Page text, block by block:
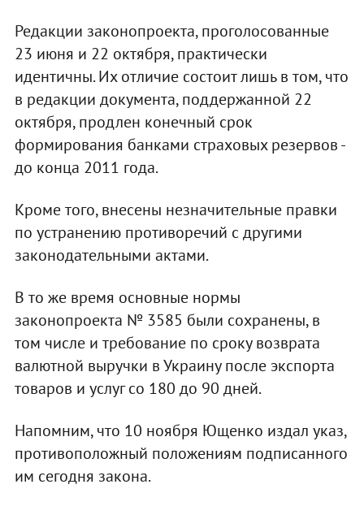
Редакции законопроекта, проголосованные
23 июня и 22 октября, практически
идентичны. Их отличие состоит лишь в том, что
в редакции документа, поддержанной 22
октября, продлен конечный срок
формирования банками страховых резервов -
до конца 2011 года.
Кроме того, внесены незначительные правки
по устранению противоречий с другими
законодательными актами.
В то же время основные нормы
законопроекта № 3585 были сохранены, в
том числе и требование по сроку возврата
валютной выручки в Украину после экспорта
товаров и услуг со 180 до 90 дней.
Напомним, что 10 ноября Ющенко издал указ,
противоположный положениям подписанного
им сегодня закона.